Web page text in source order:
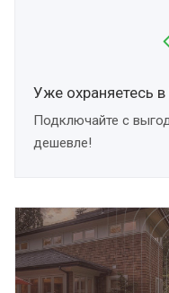
Уже охраняетесь в
Подключайте с
дешевле!